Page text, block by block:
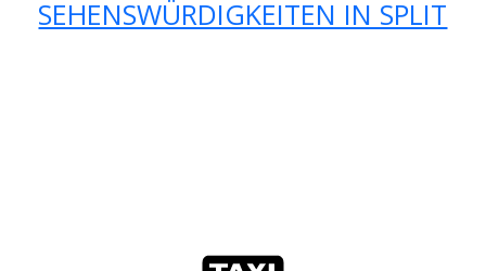
SEHENSWÜRDIGKEITEN IN SPLIT